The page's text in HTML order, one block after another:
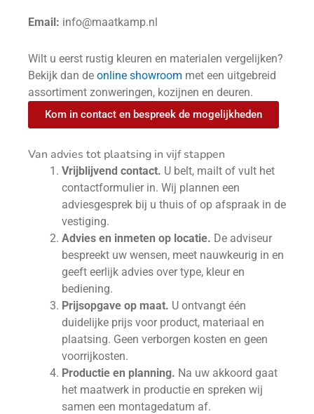
Email: info@maatkamp.nl
Wilt u eerst rustig kleuren en materialen vergelijken?
Bekijk dan de online showroom met een uitgebreid
assortiment zonweringen, kozijnen en deuren.
Kom in contact en bespreek de mogelijkheden
Van advies tot plaatsing in vijf stappen
Vrijblijvend contact. U belt, mailt of vult het
contactformulier in. Wij plannen een
adviesgesprek bij u thuis of op afspraak in de
vestiging.
Advies en inmeten op locatie. De adviseur
bespreekt uw wensen, meet nauwkeurig in en
geeft eerlijk advies over type, kleur en
bediening.
Prijsopgave op maat. U ontvangt één
duidelijke prijs voor product, materiaal en
plaatsing. Geen verborgen kosten en geen
voorrijkosten.
Productie en planning. Na uw akkoord gaat
het maatwerk in productie en spreken wij
samen een montagedatum af.